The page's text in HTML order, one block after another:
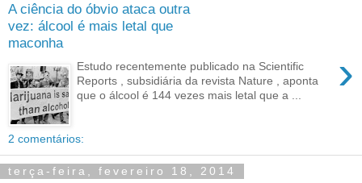
A ciência do óbvio ataca outra
vez: álcool é mais letal que
maconha
›
Estudo recentemente publicado na Scientific
Reports , subsidiária da revista Nature , aponta
que o álcool é 144 vezes mais letal que a ...
2 comentários:
terça-feira, fevereiro 18, 2014